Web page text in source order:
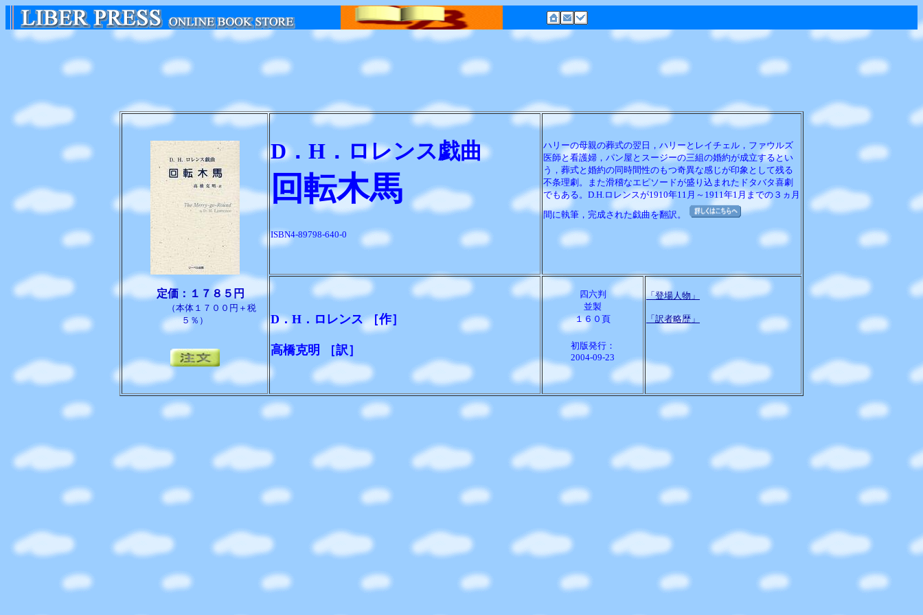
定価：１７８５円
（本体１７００円＋税
５％）
D．H．ロレンス戯曲
回転木馬
ISBN4-89798-640-0
ハリーの母親の葬式の翌日，ハリーとレイチェル，ファウルズ
医師と看護婦，パン屋とスージーの三組の婚約が成立するとい
う，葬式と婚約の同時間性のもつ奇異な感じが印象として残る
不条理劇。また滑稽なエピソードが盛り込まれたドタバタ喜劇
でもある。D.H.ロレンスが1910年11月～1911年1月までの３ヵ月
間に執筆，完成された戯曲を翻訳。
D．H．ロレンス［作］
高橋克明 ［訳］
四六判
並製
１６０頁
初版発行：
2004-09-23
「登場人物」
「訳者略歴」